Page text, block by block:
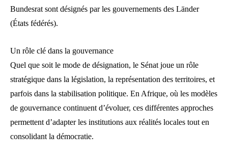
Bundesrat sont désignés par les gouvernements des Länder
(États fédérés).
Un rôle clé dans la gouvernance
Quel que soit le mode de désignation, le Sénat joue un rôle
stratégique dans la législation, la représentation des territoires, et
parfois dans la stabilisation politique. En Afrique, où les modèles
de gouvernance continuent d’évoluer, ces différentes approches
permettent d’adapter les institutions aux réalités locales tout en
consolidant la démocratie.